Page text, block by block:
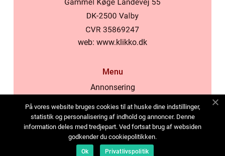
web: www.klikko.dk
Menu
Annonsering
Cookies
Kontakta oss
Sitemap
På vores website bruges cookies til at huske dine indstillinger,
statistik og personalisering af indhold og annoncer. Denne
information deles med tredjepart. Ved fortsat brug af websiden
godkender du cookiepolitikken.
Ok Privatlivspolitik